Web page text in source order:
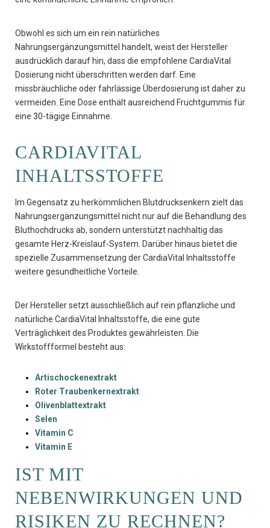
Obwohl es sich um ein rein natürliches
Nahrungsergänzungsmittel handelt, weist der Hersteller
ausdrücklich darauf hin, dass die empfohlene CardiaVital
Dosierung nicht überschritten werden darf. Eine
missbräuchliche oder fahrlässige Überdosierung ist daher zu
vermeiden. Eine Dose enthält ausreichend Fruchtgummis für
eine 30-tägige Einnahme.
CARDIAVITAL
INHALTSSTOFFE
Im Gegensatz zu herkömmlichen Blutdrucksenkern zielt das
Nahrungsergänzungsmittel nicht nur auf die Behandlung des
Bluthochdrucks ab, sondern unterstützt nachhaltig das
gesamte Herz-Kreislauf-System. Darüber hinaus bietet die
spezielle Zusammensetzung der CardiaVital Inhaltsstoffe
weitere gesundheitliche Vorteile.
Der Hersteller setzt ausschließlich auf rein pflanzliche und
natürliche CardiaVital Inhaltsstoffe, die eine gute
Verträglichkeit des Produktes gewährleisten. Die
Wirkstoffformel besteht aus:
Artischockenextrakt
Roter Traubenkernextrakt
Olivenblattextrakt
Selen
Vitamin C
Vitamin E
IST MIT
NEBENWIRKUNGEN UND
RISIKEN ZU RECHNEN?